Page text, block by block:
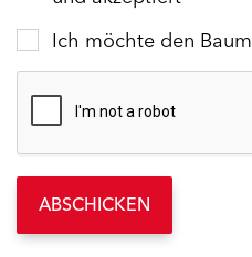
Ich möchte den
ABSCHICKEN